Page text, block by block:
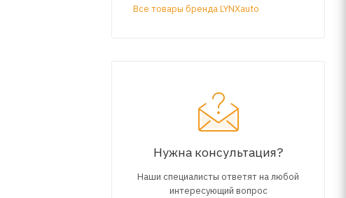
Все товары бренда LYNXauto
Нужна консультация?
Наши специалисты ответят на любой
интересующий вопрос